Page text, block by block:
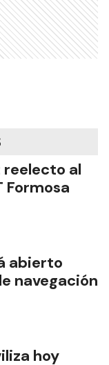
al
Formosa
abierto
navegación
hoy